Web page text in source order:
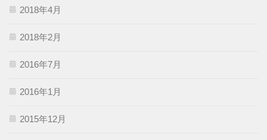
2018年4月
2018年2月
2016年7月
2016年1月
2015年12月